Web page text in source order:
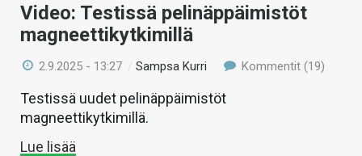
Video: Testissä pelinäppäimistöt
magneettikytkimillä
2.9.2025 - 13:27 /Sampsa Kurri Kommentit (19)
Testissä uudet pelinäppäimistöt
magneettikytkimillä.
Lue lisää